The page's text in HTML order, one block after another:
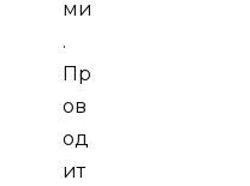
ми
.
Пр
ов
од
ит